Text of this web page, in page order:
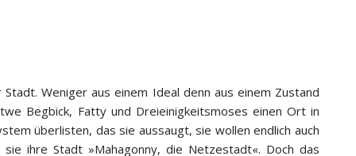
Weniger aus einem Ideal denn aus einem Zustand
Begbick, Fatty und Dreieinigkeitsmoses einen Ort in
überlisten, das sie aussaugt, sie wollen endlich auch
ihre Stadt »Mahagonny, die Netzestadt«. Doch das